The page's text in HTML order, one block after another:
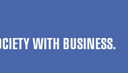
WITH BUSINESS.